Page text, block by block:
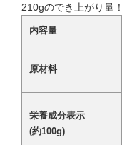
210gのでき上がり量！
内容量
原材料
栄養成分表示
(約100g)